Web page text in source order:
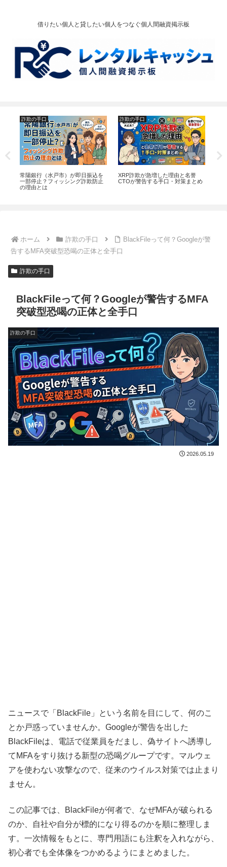
借りたい個人と貸したい個人をつなぐ個人間融資掲示板
詐欺の手口
常陽銀行（水戸市）が即日振込を
一部停止？フィッシング詐欺防止
の理由とは
詐欺の手口
XRP詐欺が急増した理由と名誉
CTOが警告する手口・対策まとめ
ホーム 詐欺の手口
BlackFileって何？Googleが警
告するMFA突破型恐喝の正体と全手口
詐欺の手口
BlackFileって何？Googleが警告するMFA
突破型恐喝の正体と全手口
詐欺の手口
2026.05.19
ニュースで「BlackFile」という名前を目にして、何のこ
とか戸惑っていませんか。Googleが警告を出した
BlackFileは、電話で従業員をだまし、偽サイトへ誘導し
てMFAをすり抜ける新型の恐喝グループです。マルウェ
アを使わない攻撃なので、従来のウイルス対策では止まり
ません。
この記事では、BlackFileが何者で、なぜMFAが破られる
のか、自社や自分が標的になり得るのかを順に整理しま
す。一次情報をもとに、専門用語にも注釈を入れながら、
初心者でも全体像をつかめるようにまとめました。